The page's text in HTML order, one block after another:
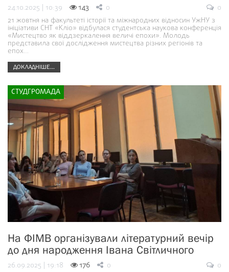
24.10.2025 | 10:39 143 0
0
21 жовтня на факультеті історії та міжнародних відносин УжНУ з
ініціативи СНТ «Кліо» відбулася студентська наукова конференція
«Мистецтво як віддзеркалення величі епохи». Молодь
представила свої дослідження мистецтва різних регіонів та
епох…
ДОКЛАДНІШЕ...
СТУДГРОМАДА
На ФІМВ організували літературний вечір
до дня народження Івана Світличного
26.09.2025 | 19:18 176 0
0